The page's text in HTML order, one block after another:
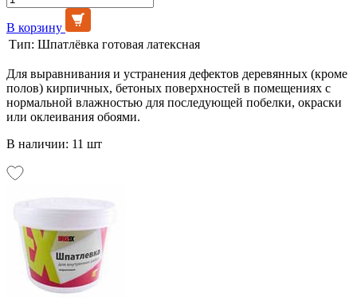
В корзину
Тип: Шпатлёвка готовая латексная
Для выравнивания и устранения дефектов деревянных (кроме
полов) кирпичных, бетоных поверхностей в помещениях с
нормальной влажностью для последующей побелки, окраски
или оклеивания обоями.
В наличии: 11 шт